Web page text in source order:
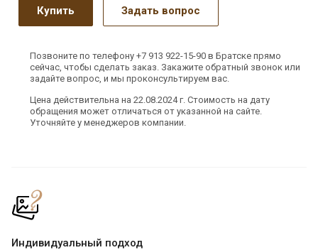
Купить Задать вопрос
Позвоните по телефону +7 913 922-15-90 в Братске прямо
сейчас, чтобы сделать заказ. Закажите обратный звонок или
задайте вопрос, и мы проконсультируем вас.
Цена действительна на 22.08.2024 г. Стоимость на дату
обращения может отличаться от указанной на сайте.
Уточняйте у менеджеров компании.
Индивидуальный подход